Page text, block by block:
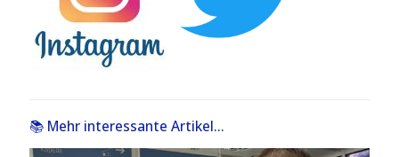
📚 Mehr interessante Artikel...